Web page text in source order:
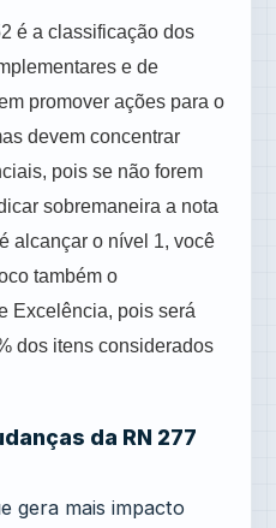
é a classificação dos
e de
promover ações para o
devem concentrar
pois se não forem
sobremaneira a nota
alcançar o nível 1, você
também o
Excelência, pois será
dos itens considerados
da RN 277
gera mais impacto